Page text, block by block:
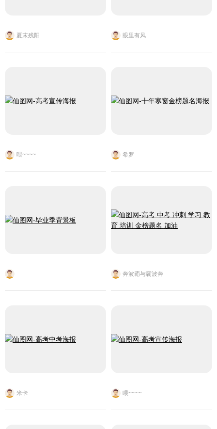
夏末残阳
喂~~~~
米卡
眼里有风
希罗
奔波霸与霸波奔
喂~~~~